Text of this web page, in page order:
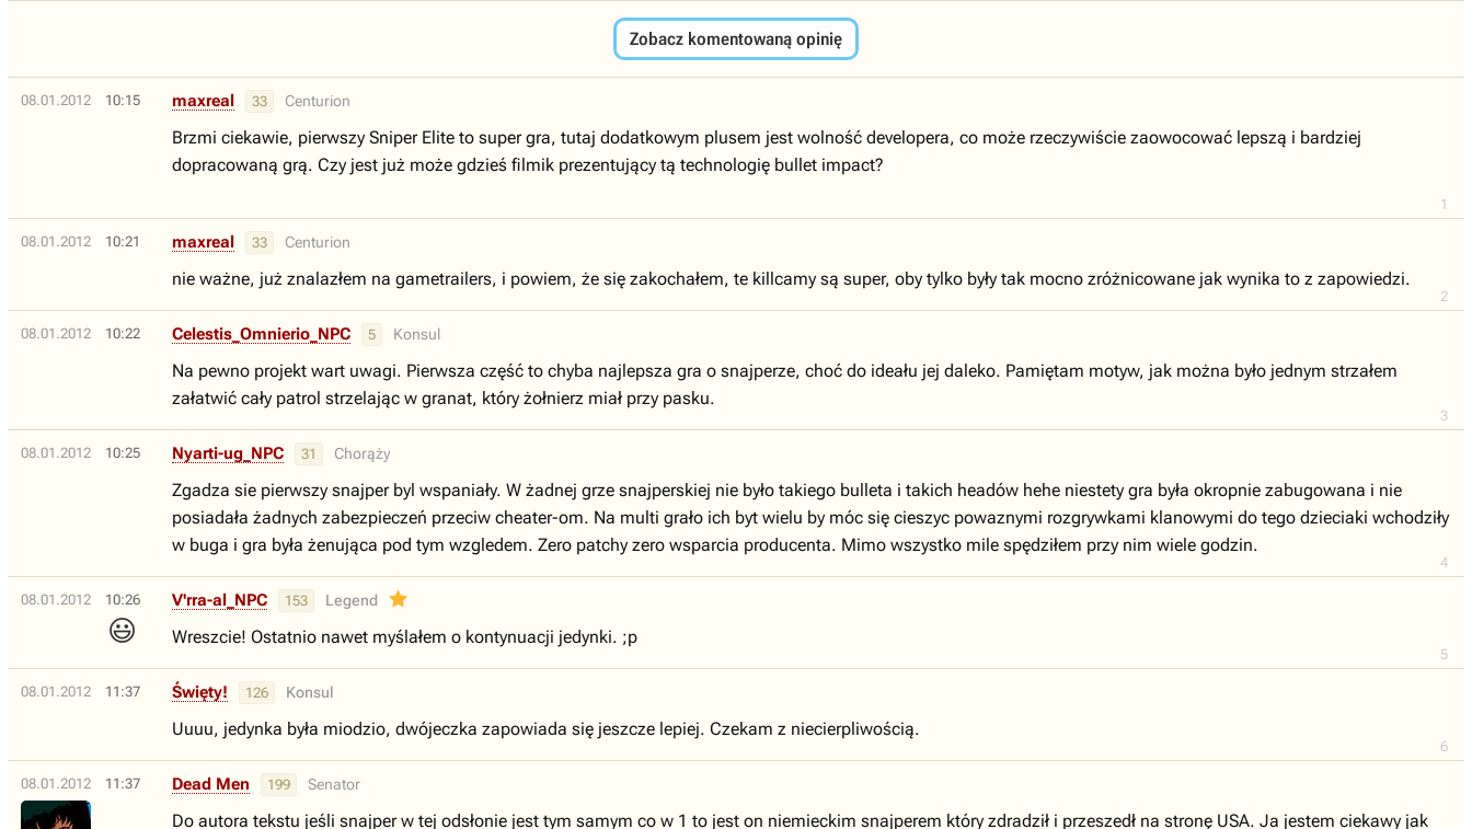
Zobacz komentowaną opinię
08.01.2012 10:15
1
maxreal 33 Centurion
Brzmi ciekawie, pierwszy Sniper Elite to super gra, tutaj dodatkowym plusem jest wolność developera, co może rzeczywiście zaowocować lepszą i bardziej
dopracowaną grą. Czy jest już może gdzieś filmik prezentujący tą technologię bullet impact?
08.01.2012 10:21
2
maxreal 33 Centurion
nie ważne, już znalazłem na gametrailers, i powiem, że się zakochałem, te killcamy są super, oby tylko były tak mocno zróżnicowane jak wynika to z zapowiedzi.
08.01.2012 10:22
3
Celestis_Omnierio_NPC 5 Konsul
Na pewno projekt wart uwagi. Pierwsza część to chyba najlepsza gra o snajperze, choć do ideału jej daleko. Pamiętam motyw, jak można było jednym strzałem
załatwić cały patrol strzelając w granat, który żołnierz miał przy pasku.
08.01.2012 10:25
4
Nyarti-ug_NPC 31 Chorąży
Zgadza sie pierwszy snajper byl wspaniały. W żadnej grze snajperskiej nie było takiego bulleta i takich headów hehe niestety gra była okropnie zabugowana i nie
posiadała żadnych zabezpieczeń przeciw cheater-om. Na multi grało ich byt wielu by móc się cieszyc powaznymi rozgrywkami klanowymi do tego dzieciaki wchodziły
w buga i gra była żenująca pod tym wzgledem. Zero patchy zero wsparcia producenta. Mimo wszystko mile spędziłem przy nim wiele godzin.
08.01.2012 10:26
😃
5
V'rra-al_NPC 153 Legend
Wreszcie! Ostatnio nawet myślałem o kontynuacji jedynki. ;p
08.01.2012 11:37
6
Święty! 126 Konsul
Uuuu, jedynka była miodzio, dwójeczka zapowiada się jeszcze lepiej. Czekam z niecierpliwością.
08.01.2012 11:37 Dead Men 199 Senator
Do autora tekstu jeśli snajper w tej odsłonie jest tym samym co w 1 to jest on niemieckim snajperem który zdradził i przeszedł na stronę USA. Ja jestem ciekawy jak